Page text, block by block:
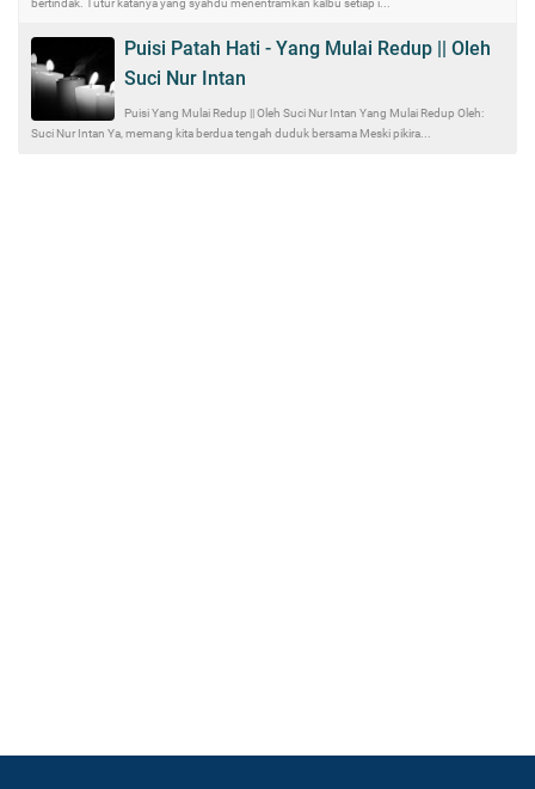
bertindak. Tutur katanya yang syahdu menentramkan kalbu setiap i...
Puisi Patah Hati - Yang Mulai Redup || Oleh
Suci Nur Intan
Puisi Yang Mulai Redup || Oleh Suci Nur Intan Yang Mulai Redup Oleh:
Suci Nur Intan Ya, memang kita berdua tengah duduk bersama Meski pikira...